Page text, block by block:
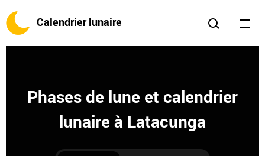
Calendrier lunaire
Phases de lune et calendrier
lunaire à Latacunga